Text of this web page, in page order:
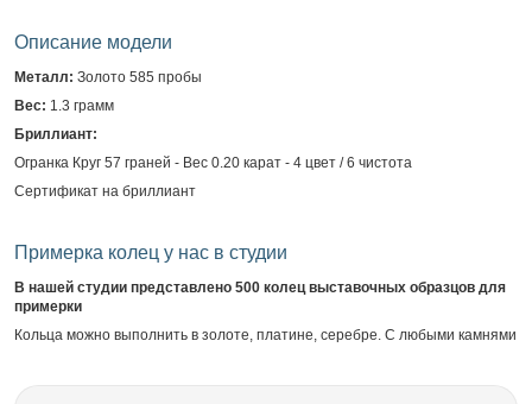
Описание модели
Металл: Золото 585 пробы
Вес: 1.3 грамм
Бриллиант:
Огранка Круг 57 граней - Вес 0.20 карат - 4 цвет / 6 чистота
Сертификат на бриллиант
Примерка колец у нас в студии
В нашей студии представлено 500 колец выставочных образцов для
примерки
Кольца можно выполнить в золоте, платине, серебре. С любыми камнями